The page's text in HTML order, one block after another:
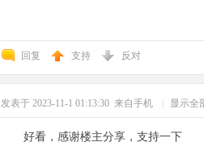
回复 支持 反对
发表于 2023-11-1 01:13:30 来自手机 显示全
好看，感谢楼主分享，支持一下